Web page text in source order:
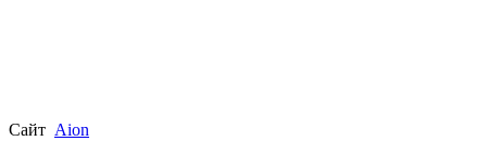
Сайт Aion